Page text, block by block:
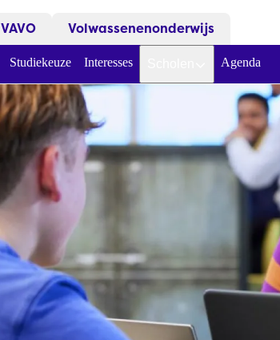
VAVO Volwassenenonderwijs
Studiekeuze Interesses Agenda